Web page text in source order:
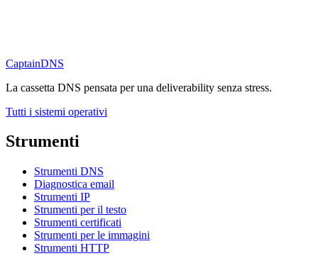
CaptainDNS
La cassetta DNS pensata per una deliverability senza stress.
Tutti i sistemi operativi
Strumenti
Strumenti DNS
Diagnostica email
Strumenti IP
Strumenti per il testo
Strumenti certificati
Strumenti per le immagini
Strumenti HTTP